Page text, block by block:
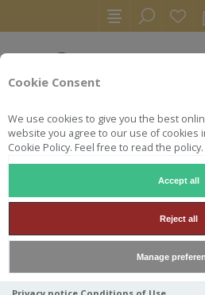
Cookie Consent
We use cookies to give you the best
website you agree to our use of cookies
Cookie Policy. Feel free to read the policy.
Accept all
Reject all
Manage
Privacy notice Conditions of Use
MALECON